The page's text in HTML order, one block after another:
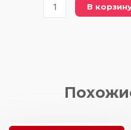
Количество
товара
В